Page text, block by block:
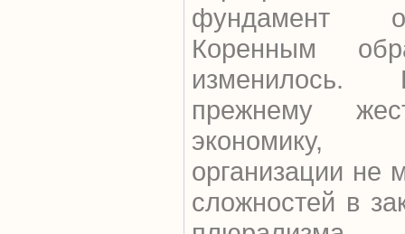
фундамент
Коренным
изменилось.
прежнему
экономику,
организации не
сложностей в